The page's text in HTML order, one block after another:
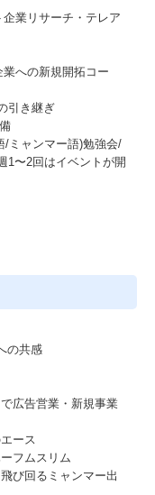
業リサーチ・テレア
への新規開拓コー
引き継ぎ
/ミャンマー語)勉強会/
1〜2回はイベントが開
の共感
広告営業・新規事業
ース
フムスリム
び回るミャンマー出